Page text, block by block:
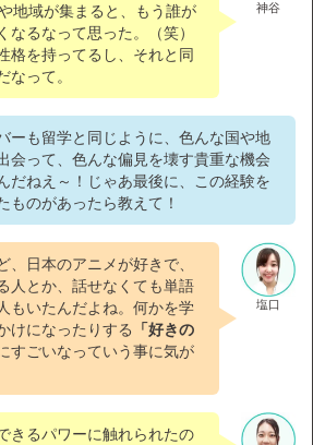
神谷
地域が集まると、もう誰が
なるなって思った。（笑）
格を持ってるし、それと同
なって。
ーも留学と同じように、色んな国や地
会って、色んな偏見を壊す貴重な機会
だねえ～！じゃあ最後に、この経験を
ものがあったら教えて！
塩口
、日本のアニメが好きで、
人とか、話せなくても単語
もいたんだよね。何かを学
けになったりする
「好きの
すごいなっていう事に気が
きるパワーに触れられたの